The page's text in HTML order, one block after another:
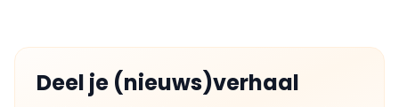
Deel je (nieuws)verhaal